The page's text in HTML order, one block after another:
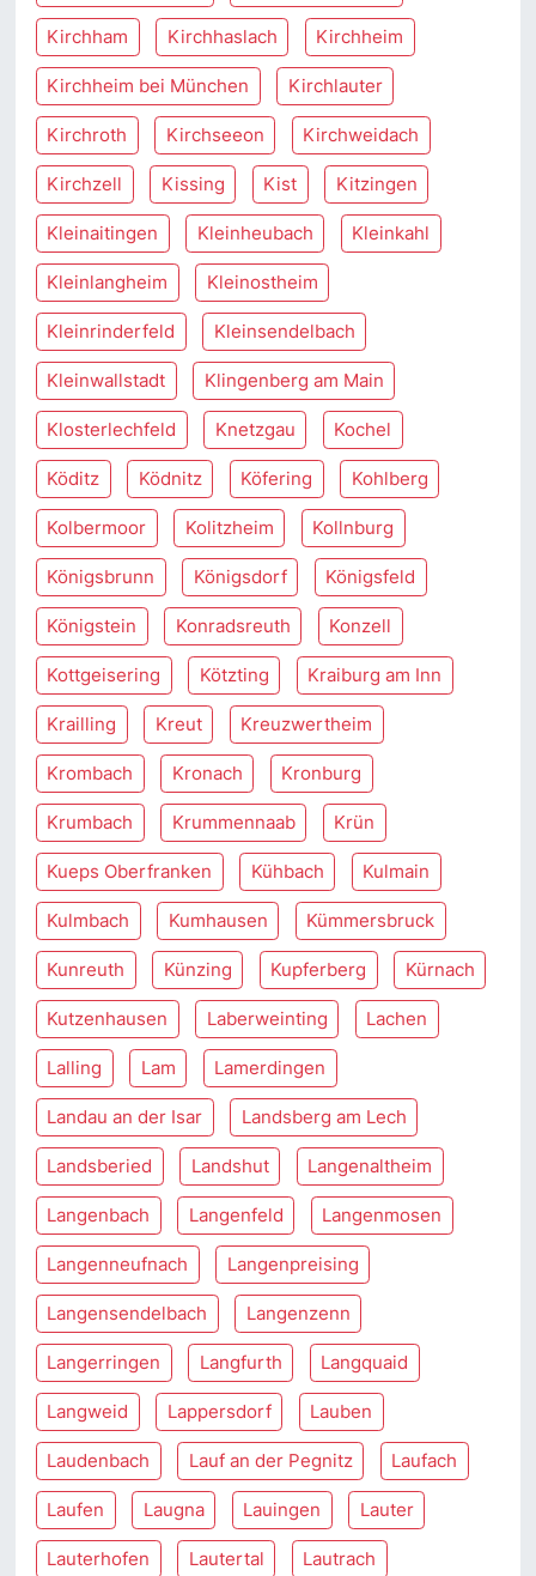
Kirchham Kirchhaslach Kirchheim
Kirchheim bei München Kirchlauter
Kirchroth Kirchseeon Kirchweidach
Kirchzell Kissing Kist Kitzingen
Kleinaitingen Kleinheubach Kleinkahl
Kleinlangheim Kleinostheim
Kleinrinderfeld Kleinsendelbach
Kleinwallstadt Klingenberg am Main
Klosterlechfeld Knetzgau Kochel
Köditz Ködnitz Köfering Kohlberg
Kolbermoor Kolitzheim Kollnburg
Königsbrunn Königsdorf Königsfeld
Königstein Konradsreuth Konzell
Kottgeisering Kötzting Kraiburg am Inn
Krailling Kreut Kreuzwertheim
Krombach Kronach Kronburg
Krumbach Krummennaab Krün
Kueps Oberfranken Kühbach Kulmain
Kulmbach Kumhausen Kümmersbruck
Kunreuth Künzing Kupferberg Kürnach
Kutzenhausen Laberweinting Lachen
Lalling Lam Lamerdingen
Landau an der Isar Landsberg am Lech
Landsberied Landshut Langenaltheim
Langenbach Langenfeld Langenmosen
Langenneufnach Langenpreising
Langensendelbach Langenzenn
Langerringen Langfurth Langquaid
Langweid Lappersdorf Lauben
Laudenbach Lauf an der Pegnitz Laufach
Laufen Laugna Lauingen Lauter
Lauterhofen Lautertal Lautrach